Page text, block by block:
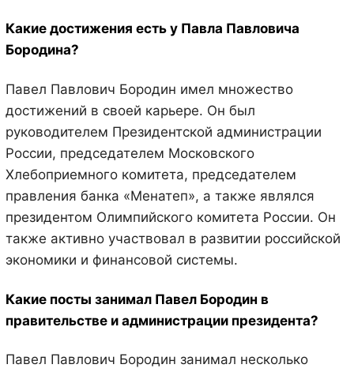
Какие достижения есть у Павла Павловича
Бородина?
Павел Павлович Бородин имел множество
достижений в своей карьере. Он был
руководителем Президентской администрации
России, председателем Московского
Хлебоприемного комитета, председателем
правления банка «Менатеп», а также являлся
президентом Олимпийского комитета России. Он
также активно участвовал в развитии российской
экономики и финансовой системы.
Какие посты занимал Павел Бородин в
правительстве и администрации президента?
Павел Павлович Бородин занимал несколько